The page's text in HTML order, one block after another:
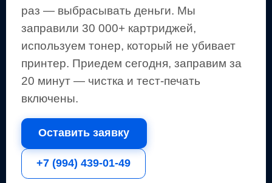
раз — выбрасывать деньги. Мы
заправили 30 000+ картриджей,
используем тонер, который не убивает
принтер. Приедем сегодня, заправим за
20 минут — чистка и тест-печать
включены.
Оставить заявку
+7 (994) 439-01-49